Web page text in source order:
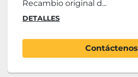
Recambio original d...
DETALLES
Contáctenos